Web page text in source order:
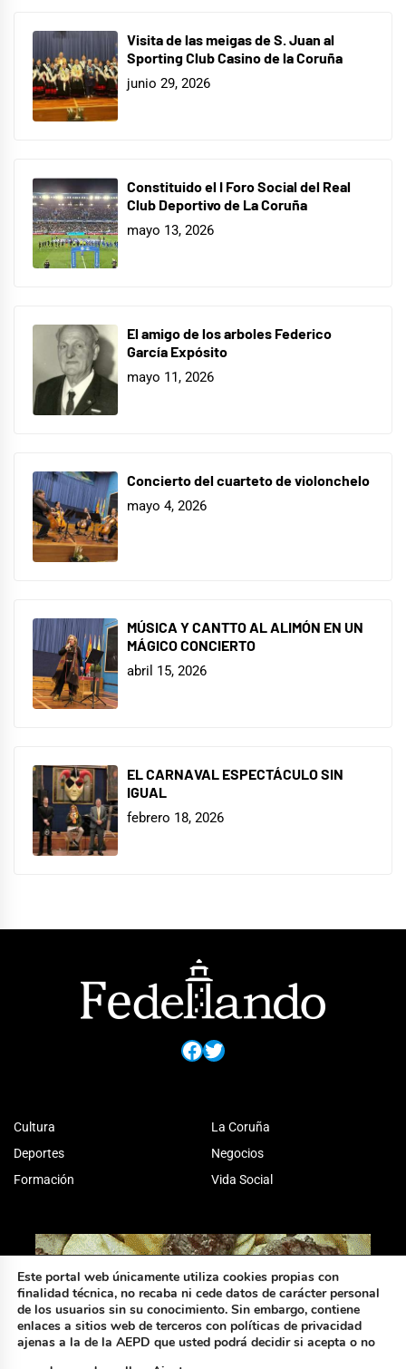
Visita de las meigas de S. Juan al
Sporting Club Casino de la Coruña
junio 29, 2026
Constituido el I Foro Social del Real
Club Deportivo de La Coruña
mayo 13, 2026
El amigo de los arboles Federico
García Expósito
mayo 11, 2026
Concierto del cuarteto de violonchelo
mayo 4, 2026
MÚSICA Y CANTTO AL ALIMÓN EN UN
MÁGICO CONCIERTO
abril 15, 2026
EL CARNAVAL ESPECTÁCULO SIN
IGUAL
febrero 18, 2026
Facebook
Twitter
Cultura
Deportes
Formación
La Coruña
Negocios
Vida Social
Este portal web únicamente utiliza cookies propias con
finalidad técnica, no recaba ni cede datos de carácter personal
de los usuarios sin su conocimiento. Sin embargo, contiene
enlaces a sitios web de terceros con políticas de privacidad
ajenas a la de la AEPD que usted podrá decidir si acepta o no